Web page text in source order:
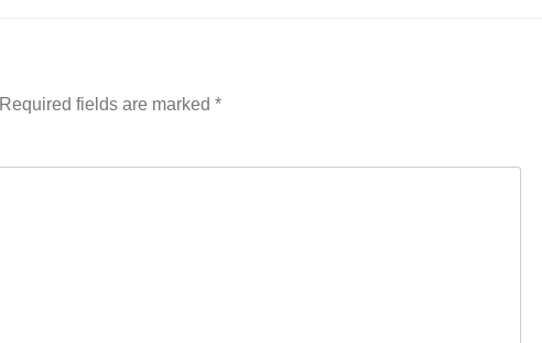
Required fields are marked *